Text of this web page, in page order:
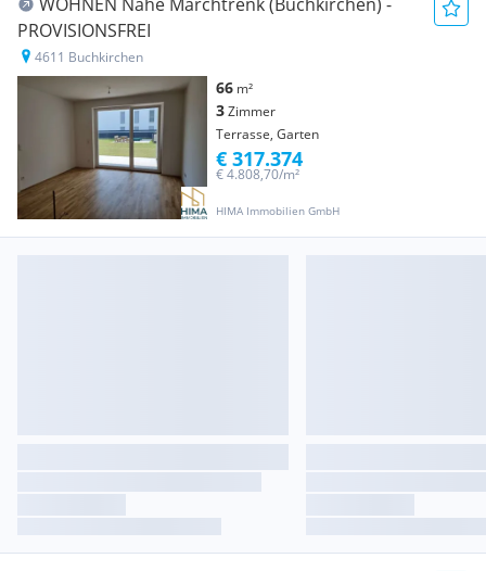
PROVISIONSFREI
4611 Buchkirchen
66 m²
3Zimmer
Terrasse, Garten
HIMA Immobilien GmbH
€ 4.808,70/m²
€ 317.374